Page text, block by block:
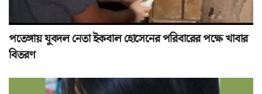
পতেঙ্গায় যুবদল নেতা ইকবাল হোসেনের পরিবারের পক্ষে খাবার
বিতরণ